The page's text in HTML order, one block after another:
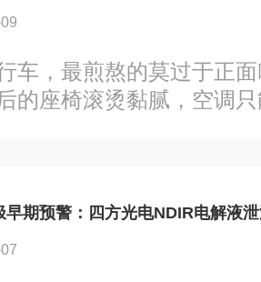
配套方案。本次全面改
现产品体系、技术能力
专业高效的线上交互渠
理...
车，最煎熬的莫过于正
的座椅滚烫黏腻，空调
接决定降温效果与使用
有不同，选不对极易出
风失效等问题。精准选